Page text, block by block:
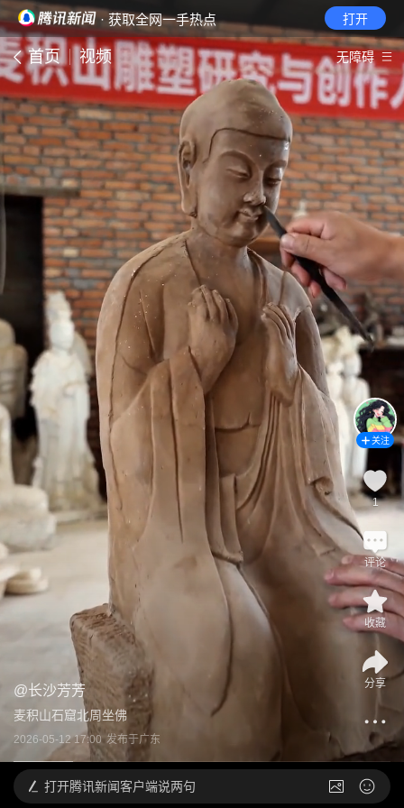
· 获取全网一手热点 打开
首页 视频 无障碍
@长沙芳芳
麦积山石窟北周坐佛
2026-05-12 17:00 发布于广东
关注
1
评论
收藏
分享
打开腾讯新闻客户端说两句